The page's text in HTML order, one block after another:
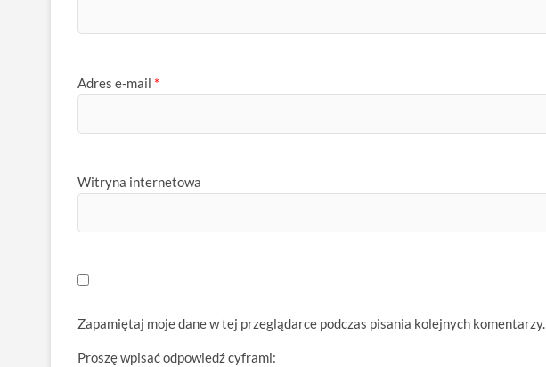
Adres e-mail *
Witryna internetowa
Zapamiętaj moje dane w tej przeglądarce podczas pisania kolejnych komentarzy.
Proszę wpisać odpowiedź cyframi: